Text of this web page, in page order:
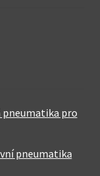
pneumatika pro
pneumatika